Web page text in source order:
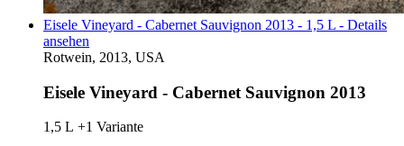
Eisele Vineyard - Cabernet Sauvignon 2013 - 1,5 L - Details
ansehen
Rotwein, 2013, USA
Eisele Vineyard - Cabernet Sauvignon 2013
1,5 L +1 Variante